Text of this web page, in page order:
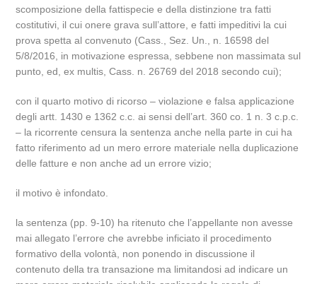
scomposizione della fattispecie e della distinzione tra fatti
costitutivi, il cui onere grava sull’attore, e fatti impeditivi la cui
prova spetta al convenuto (Cass., Sez. Un., n. 16598 del
5/8/2016, in motivazione espressa, sebbene non massimata sul
punto, ed, ex multis, Cass. n. 26769 del 2018 secondo cui);
con il quarto motivo di ricorso – violazione e falsa applicazione
degli artt. 1430 e 1362 c.c. ai sensi dell’art. 360 co. 1 n. 3 c.p.c.
– la ricorrente censura la sentenza anche nella parte in cui ha
fatto riferimento ad un mero errore materiale nella duplicazione
delle fatture e non anche ad un errore vizio;
il motivo è infondato.
la sentenza (pp. 9-10) ha ritenuto che l’appellante non avesse
mai allegato l’errore che avrebbe inficiato il procedimento
formativo della volontà, non ponendo in discussione il
contenuto della tra transazione ma limitandosi ad indicare un